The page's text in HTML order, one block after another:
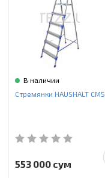
В наличии
Стремянки HAUSHALT СМ5
553 000 сум